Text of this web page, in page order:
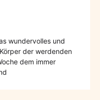
wundervolles und
der werdenden
dem immer